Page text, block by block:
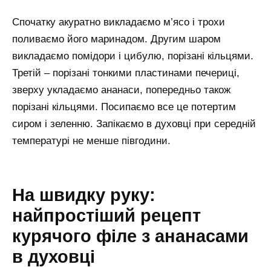
Спочатку акуратно викладаємо м’ясо і трохи
поливаємо його маринадом. Другим шаром
викладаємо помідори і цибулю, порізані кільцями.
Третій – порізані тонкими пластинами печериці,
зверху укладаємо ананаси, попередньо також
порізані кільцями. Посипаємо все це потертим
сиром і зеленню. Запікаємо в духовці при середній
температурі не менше півгодини.
На швидку руку:
найпростіший рецепт
курячого філе з ананасами
в духовці